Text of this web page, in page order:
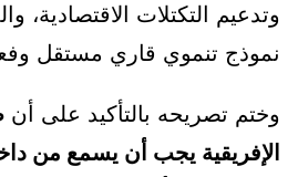
وتدعيم التكتلات الاقتصادية،
نموذج تنموي قاري مستقل
وختم تصريحه بالتأكيد على أن
الإفريقية يجب أن يسمع من